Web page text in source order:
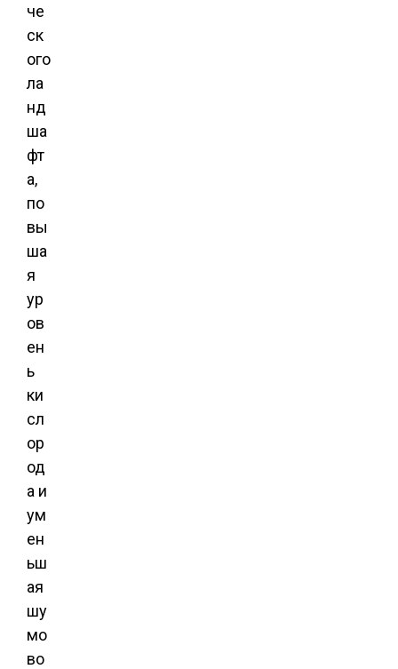
че
ск
ого
ла
нд
ша
фт
а,
по
вы
ша
я
ур
ов
ен
ь
ки
сл
ор
од
а и
ум
ен
ьш
ая
шу
мо
во